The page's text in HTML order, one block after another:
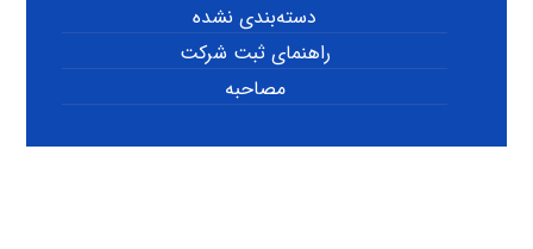
دسته‌بندی نشده
راهنمای ثبت شرکت
مصاحبه